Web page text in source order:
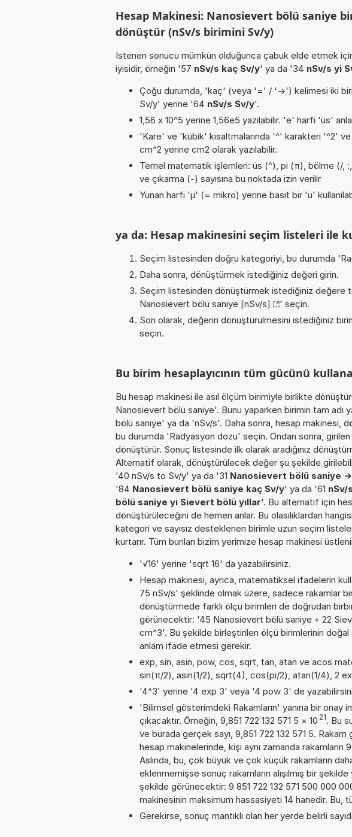
Hesap Makinesi: Nanosievert bölü saniye
dönüştür (nSv/s birimini Sv/y)
İstenen sonucu mümkün olduğunca çabuk elde etmek
iyisidir, örneğin '57 nSv/s kaç Sv/y' ya da '34 nSv/s yi
Çoğu durumda, 'kaç' (veya '=' / '->') kelimesi iki
Sv/y' yerine '64 nSv/s Sv/y'.
1,56 x 10^5 yerine 1,56e5 yazılabilir. 'e' harfi 'üs'
'Kare' ve 'kübik' kısaltmalarında '^' karakteri '^2'
cm^2 yerine cm2 olarak yazılabilir.
Temel matematik işlemleri: üs (^), pi (π), bölme (/,
ve çıkarma (-) sayısına bu noktada izin verilir
Yunan harfi 'µ' (= mikro) yerine basit bir 'u'
ya da: Hesap makinesini seçim listeleri ile
Seçim listesinden doğru kategoriyi, bu durumda '
Daha sonra, dönüştürmek istediğiniz değeri girin.
Seçim listesinden dönüştürmek istediğiniz değere
Nanosievert bölü saniye [nSv/s]
' seçin.
Son olarak, değerin dönüştürülmesini istediğiniz
seçin.
Bu birim hesaplayıcının tüm gücünü
Bu hesap makinesi ile asıl ölçüm birimiyle birlikte
Nanosievert bölü saniye'. Bunu yaparken birimin tam adı
bölü saniye' ya da 'nSv/s'. Daha sonra, hesap makinesi,
bu durumda 'Radyasyon dozu' seçin. Ondan sonra,
dönüştürür. Sonuç listesinde ilk olarak aradığınız
Alternatif olarak, dönüştürülecek değer şu şekilde
'40 nSv/s to Sv/y' ya da '31 Nanosievert bölü saniye -
'84 Nanosievert bölü saniye kaç Sv/y' ya da '61 nSv/
bölü saniye yi Sievert bölü yıllar'. Bu alternatif için
dönüştürüleceğini de hemen anlar. Bu olasılıklardan
kategori ve sayısız desteklenen birimle uzun seçim
kurtarır. Tüm bunları bizim yerimize hesap makinesi
'√16' yerine 'sqrt 16' da yazabilirsiniz.
Hesap makinesi, ayrıca, matematiksel ifadelerin
75 nSv/s' şeklinde olmak üzere, sadece rakamlar
dönüştürmede farklı ölçü birimleri de doğrudan
görünecektir: '45 Nanosievert bölü saniye + 22
cm^3'. Bu şekilde birleştirilen ölçü birimlerinin
anlam ifade etmesi gerekir.
exp, sin, asin, pow, cos, sqrt, tan, atan ve acos
sin(π/2), asin(1/2), sqrt(4), cos(pi/2), atan(1/4), 2
'4^3' yerine '4 exp 3' veya '4 pow 3' de
'Bilimsel gösterimdeki Rakamların' yanına bir onay
çıkacaktır. Örneğin, 9,851 722 132 571 5 × 10 21. Bu
ve burada gerçek sayı, 9,851 722 132 571 5. Rakam
hesap makinelerinde, kişi aynı zamanda rakamların
Aslında, bu, çok büyük ve çok küçük rakamların
eklenmemişse sonuç rakamların alışılmış bir
şekilde görünecektir: 9 851 722 132 571 500 000
makinesinin maksimum hassasiyeti 14 hanedir. Bu,
Gerekirse, sonuç mantıklı olan her yerde belirli